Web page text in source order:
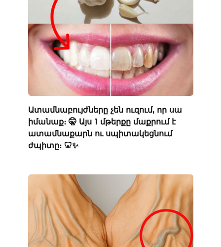
Ատամնաբույժները չեն ուզում, որ սա
իմանաք։ 🤫 Այս 1 մթերքը մաքրում է
ատամնաքարն ու սպիտակեցնում
ժպիտը։ 🦷✨